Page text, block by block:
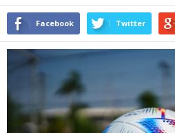
Facebook Twitter